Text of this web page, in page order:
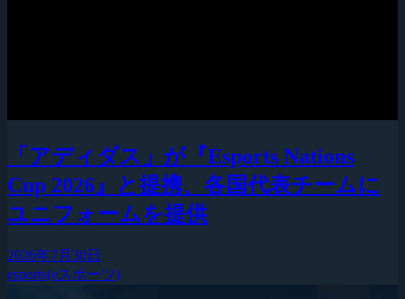
「アディダス」が『Esports Nations
Cup 2026』と提携、各国代表チームに
ユニフォームを提供
2026年7月30日
esports(eスポーツ)